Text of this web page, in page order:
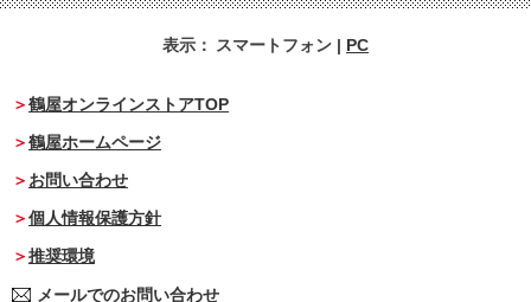
表示： スマートフォン | PC
鶴屋オンラインストアTOP
鶴屋ホームページ
お問い合わせ
個人情報保護方針
推奨環境
メールでのお問い合わせ